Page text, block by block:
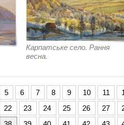
Карпатське село. Рання
весна.
5 6 7 8 9 10 11
22 23 24 25 26 27